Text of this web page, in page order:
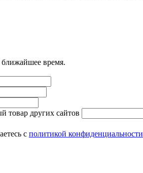
время.
товар других сайтов
с политикой конфиденциальности